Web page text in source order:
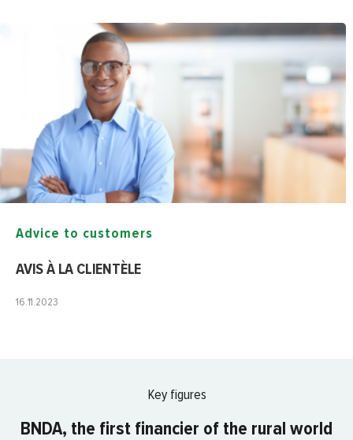
Advice to customers
AVIS À LA CLIENTÈLE
16.11.2023
Key figures
BNDA, the first financier of the rural world